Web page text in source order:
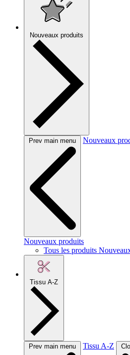
Nouveaux produits
Prev main menu Nouveaux
Nouveaux produits
Tous les produits
Tissu A-Z
Prev main menu Tissu A-Z